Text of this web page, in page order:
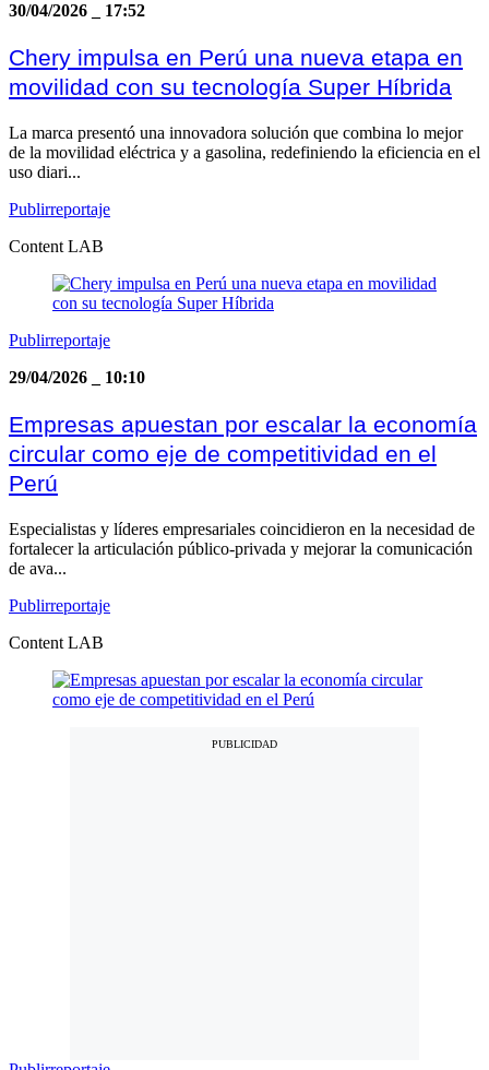
30/04/2026
17:52
Chery impulsa en Perú una nueva etapa en
movilidad con su tecnología Super Híbrida
La marca presentó una innovadora solución que combina lo mejor
de la movilidad eléctrica y a gasolina, redefiniendo la eficiencia en el
uso diari...
Publirreportaje
Content LAB
Publirreportaje
29/04/2026
10:10
Empresas apuestan por escalar la economía
circular como eje de competitividad en el
Perú
Especialistas y líderes empresariales coincidieron en la necesidad de
fortalecer la articulación público-privada y mejorar la comunicación
de ava...
Publirreportaje
Content LAB